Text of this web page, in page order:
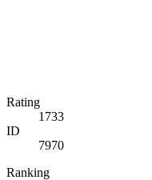
Rating
1733
ID
7970
Ranking